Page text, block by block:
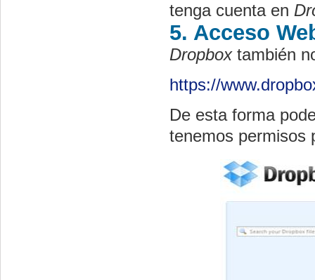
tenga cuenta en
5. Acceso
Dropboxtambién
https://
De esta forma
tenemos permisos